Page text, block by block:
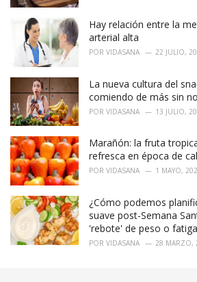
Hay relación entre la
arterial alta
POR VIDASANA 22 JULIO,
La nueva cultura del
comiendo de más sin
POR VIDASANA 13 JULIO,
Marañón: la fruta
refresca en época de
POR VIDASANA 1 MAYO,
¿Cómo podemos
suave post-Semana
'rebote' de peso o
POR VIDASANA 28 MARZO,